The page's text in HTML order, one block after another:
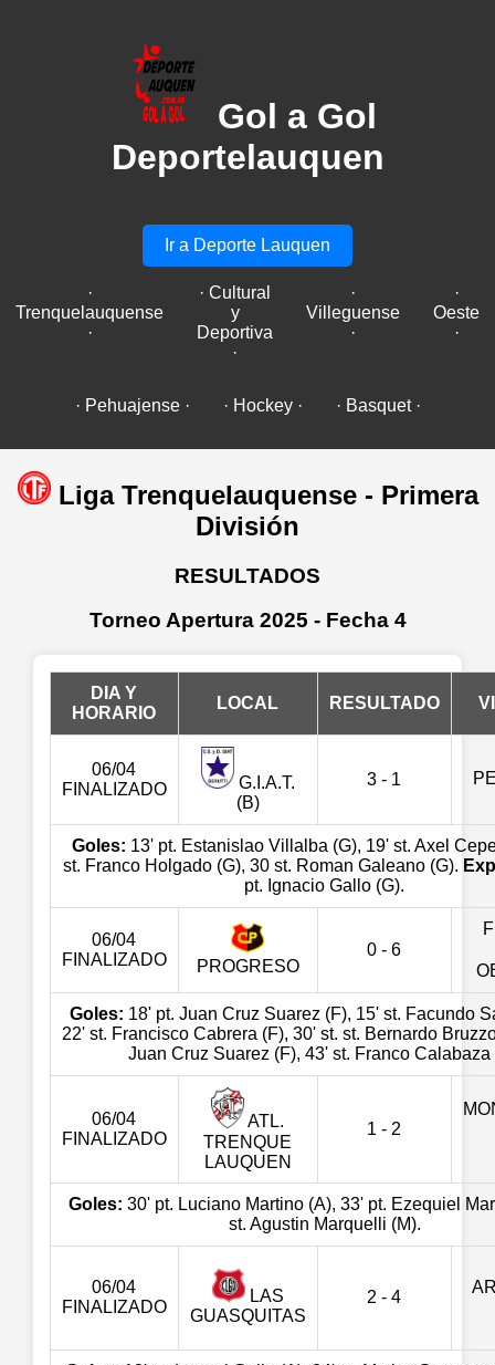
Gol a Gol
Deportelauquen
Ir a Deporte Lauquen
·
Trenquelauquense
·
· Cultural
y
Deportiva
·
·
Villeguense
·
·
Oeste
·
· Pehuajense · · Hockey · · Basquet ·
Liga Trenquelauquense - Primera
División
RESULTADOS
Torneo Apertura 2025 - Fecha 4
DIA Y
HORARIO
LOCAL RESULTADO
06/04
FINALIZADO
G.I.A.T.
(B)
3 - 1
Goles: 13' pt. Estanislao Villalba (G), 19' st. Axel
st. Franco Holgado (G), 30 st. Roman Galeano (G).
pt. Ignacio Gallo (G).
06/04
FINALIZADO
PROGRESO
0 - 6
Goles: 18' pt. Juan Cruz Suarez (F), 15' st. Facundo
22' st. Francisco Cabrera (F), 30' st. st. Bernardo
Juan Cruz Suarez (F), 43' st. Franco Calabaza
06/04
FINALIZADO
ATL.
TRENQUE
LAUQUEN
1 - 2
Goles: 30' pt. Luciano Martino (A), 33' pt. Ezequiel
st. Agustin Marquelli (M).
06/04
FINALIZADO
LAS
GUASQUITAS
2 - 4